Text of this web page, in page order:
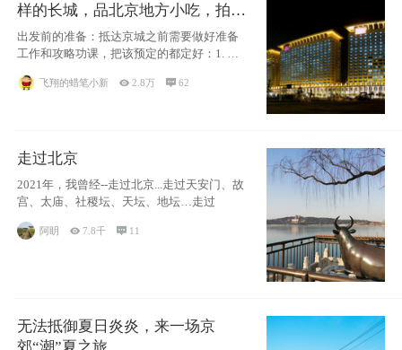
样的长城，品北京地方小吃，拍盘
古七星夜景！
出发前的准备：抵达京城之前需要做好准备
工作和攻略功课，把该预定的都定好：1. 酒
飞翔的蜡笔小新 2.8万 62
走过北京
2021年，我曾经--走过北京...走过天安门、故
宫、太庙、社稷坛、天坛、地坛…走过
阿眀 7.8千  11
无法抵御夏日炎炎，来一场京